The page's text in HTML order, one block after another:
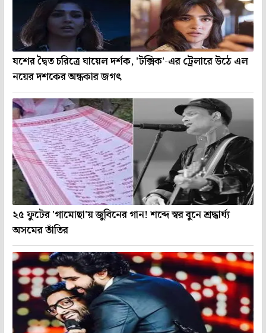
যশের দ্বৈত চরিত্রে ঘায়েল দর্শক, 'টক্সিক'-এর ট্রেলারে উঠে এল
নয়ের দশকের অন্ধকার জগৎ
২৫ ফুটের 'গামোছা'য় জুবিনের গান! শব্দে স্বর বুনে শ্রদ্ধার্ঘ্য
অসমের তাঁতির